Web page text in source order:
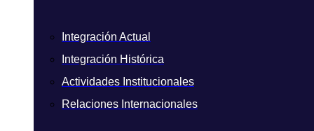
Integración Actual
Integración Histórica
Actividades Institucionales
Relaciones Internacionales